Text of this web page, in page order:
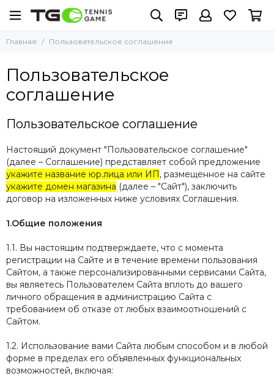
Главная Пользовательское соглашение
Пользовательское
соглашение
Пользовательское соглашение
Настоящий документ "Пользовательское соглашение"
(далее – Соглашение) представляет собой предложение
укажите название юр.лица или ИП, размещенное на сайте
укажите домен магазина (далее – "Сайт"), заключить
договор на изложенных ниже условиях Соглашения.
1.Общие положения
1.1. Вы настоящим подтверждаете, что с момента
регистрации на Сайте и в течение времени пользования
Сайтом, а также персонализированными сервисами Сайта,
вы являетесь Пользователем Сайта вплоть до вашего
личного обращения в администрацию Сайта с
требованием об отказе от любых взаимоотношений с
Сайтом.
1.2. Использование вами Сайта любым способом и в любой
форме в пределах его объявленных функциональных
возможностей, включая: